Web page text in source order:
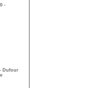
-
Dufour